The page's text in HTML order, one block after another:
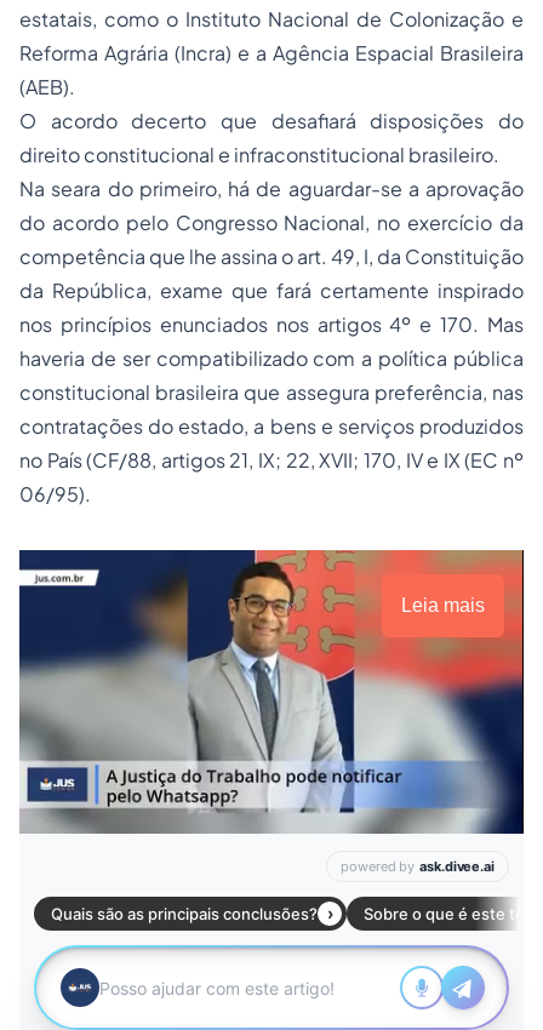
estatais, como o Instituto Nacional de Colonização e
Reforma Agrária (Incra) e a Agência Espacial Brasileira
(AEB).
O acordo decerto que desafiará disposições do
direito constitucional e infraconstitucional brasileiro.
Na seara do primeiro, há de aguardar-se a aprovação
do acordo pelo Congresso Nacional, no exercício da
competência que lhe assina o art. 49, I, da Constituição
da República, exame que fará certamente inspirado
nos princípios enunciados nos artigos 4º e 170. Mas
haveria de ser compatibilizado com a política pública
constitucional brasileira que assegura preferência, nas
contratações do estado, a bens e serviços produzidos
no País (CF/88, artigos 21, IX; 22, XVII; 170, IV e IX (EC nº
06/95).
Leia mais